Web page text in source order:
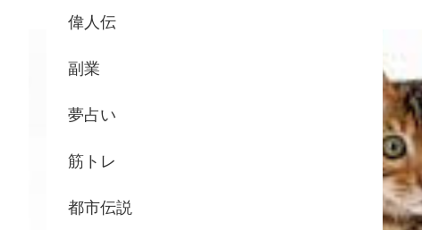
偉人伝
副業
夢占い
筋トレ
都市伝説